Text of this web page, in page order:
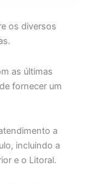
os diversos
as últimas
fornecer um
a
incluindo a
e o Litoral.